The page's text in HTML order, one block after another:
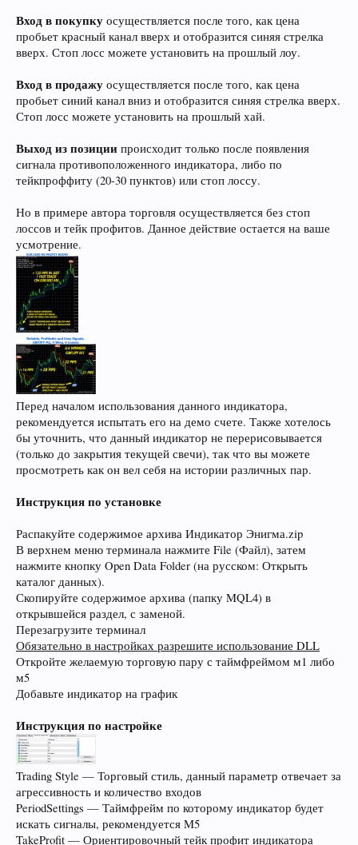
Вход в покупку осуществляется после того, как цена
пробьет красный канал вверх и отобразится синяя стрелка
вверх. Стоп лосс можете установить на прошлый лоу.
Вход в продажу осуществляется после того, как цена
пробьет синий канал вниз и отобразится синяя стрелка вверх.
Стоп лосс можете установить на прошлый хай.
Выход из позиции происходит только после появления
сигнала противоположенного индикатора, либо по
тейкпроффиту (20-30 пунктов) или стоп лоссу.
Но в примере автора торговля осуществляется без стоп
лоссов и тейк профитов. Данное действие остается на ваше
усмотрение.
Перед началом использования данного индикатора,
рекомендуется испытать его на демо счете. Также хотелось
бы уточнить, что данный индикатор не перерисовывается
(только до закрытия текущей свечи), так что вы можете
просмотреть как он вел себя на истории различных пар.
Инструкция по установке
Распакуйте содержимое архива Индикатор Энигма.zip
В верхнем меню терминала нажмите File (Файл), затем
нажмите кнопку Open Data Folder (на русском: Открыть
каталог данных).
Скопируйте содержимое архива (папку MQL4) в
открывшейся раздел, с заменой.
Перезагрузите терминал
Обязательно в настройках разрешите использование DLL
Откройте желаемую торговую пару с таймфреймом м1 либо
м5
Добавьте индикатор на график
Инструкция по настройке
Trading Style — Торговый стиль, данный параметр отвечает за
агрессивность и количество входов
PeriodSettings — Таймфрейм по которому индикатор будет
искать сигналы, рекомендуется M5
TakeProfit — Ориентировочный тейк профит индикатора